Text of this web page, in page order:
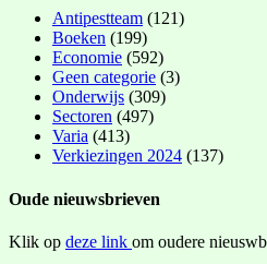
Antipestteam (121)
Boeken (199)
Economie (592)
Geen categorie (3)
Onderwijs (309)
Sectoren (497)
Varia (413)
Verkiezingen 2024 (137)
Oude nieuwsbrieven
Klik op deze link om oudere